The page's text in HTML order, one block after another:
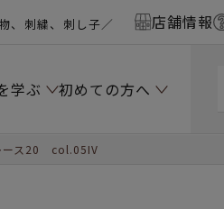
、刺繍、刺し子／ 店舗情報
学ぶ 初めての方へ
ース20 col.05IV